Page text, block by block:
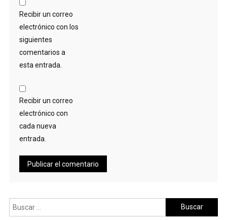
Recibir un correo
electrónico con los
siguientes
comentarios a
esta entrada.
Recibir un correo
electrónico con
cada nueva
entrada.
Buscar: